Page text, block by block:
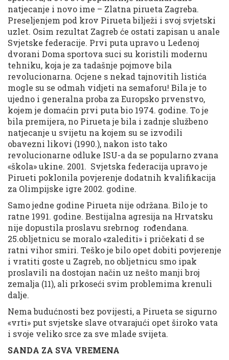
natjecanje i novo ime – Zlatna pirueta Zagreba.
Preseljenjem pod krov Pirueta bilježi i svoj svjetski
uzlet. Osim rezultat Zagreb će ostati zapisan u anale
Svjetske federacije. Prvi puta upravo u Ledenoj
dvorani Doma sportova suci su koristili modernu
tehniku, koja je za tadašnje pojmove bila
revolucionarna. Ocjene s nekad tajnovitih listića
mogle su se odmah vidjeti na semaforu! Bila je to
ujedno i generalna proba za Europsko prvenstvo,
kojem je domaćin prvi puta bio 1974. godine. To je
bila premijera, no Pirueta je bila i zadnje službeno
natjecanje u svijetu na kojem su se izvodili
obavezni likovi (1990.), nakon isto tako
revolucionarne odluke ISU-a da se popularno zvana
«škola» ukine. 2001. Svjetska federacija upravo je
Pirueti poklonila povjerenje dodatnih kvalifikacija
za Olimpijske igre 2002. godine.
Samo jedne godine Pirueta nije održana. Bilo je to
ratne 1991. godine. Bestijalna agresija na Hrvatsku
nije dopustila proslavu srebrnog rođendana.
25.obljetnicu se moralo «zalediti» i pričekati d se
ratni vihor smiri. Teško je bilo opet dobiti povjerenje
i vratiti goste u Zagreb, no obljetnicu smo ipak
proslavili na dostojan način uz nešto manji broj
zemalja (11), ali prkoseći svim problemima krenuli
dalje.
Nema budućnosti bez povijesti, a Pirueta se sigurno
«vrti» put svjetske slave otvarajući opet široko vata
i svoje veliko srce za sve mlade svijeta.
SANDA ZA SVA VREMENA